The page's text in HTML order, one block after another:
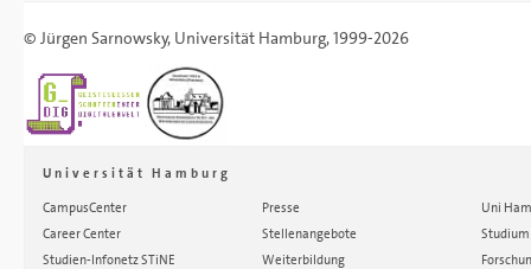
© Jürgen Sarnowsky, Universität Hamburg, 1999-2026